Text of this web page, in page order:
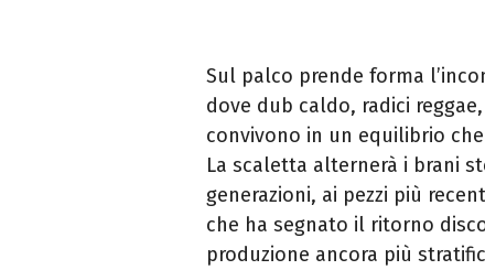
Sul palco prende forma
dove dub caldo, radici
convivono in un equilibrio
La scaletta alternerà i brani
generazioni, ai pezzi più
che ha segnato il ritorno
produzione ancora più